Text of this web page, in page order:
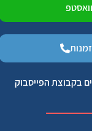
החברים בקבוצת הפייסבוק